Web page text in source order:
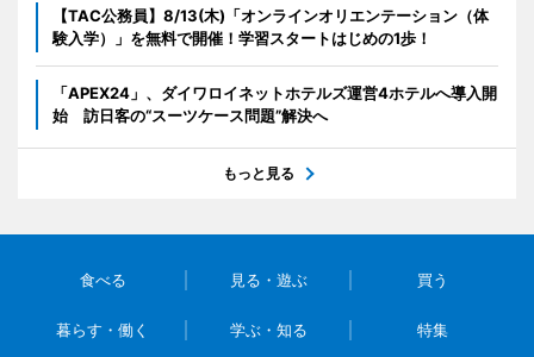
【TAC公務員】8/13(木)「オンラインオリエンテーション（体
験入学）」を無料で開催！学習スタートはじめの1歩！
「APEX24」、ダイワロイネットホテルズ運営4ホテルへ導入開
始 訪日客の“スーツケース問題”解決へ
もっと見る
食べる 見る・遊ぶ 買う
暮らす・働く 学ぶ・知る 特集